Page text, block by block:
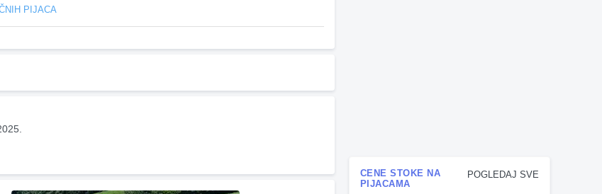
PIJACA
POGLEDAJ SVE
CENE STOKE NA
PIJACAMA